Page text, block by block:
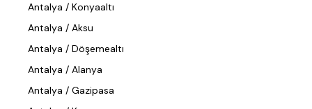
Antalya / Konyaaltı
Antalya / Aksu
Antalya / Döşemealtı
Antalya / Alanya
Antalya / Gazipasa